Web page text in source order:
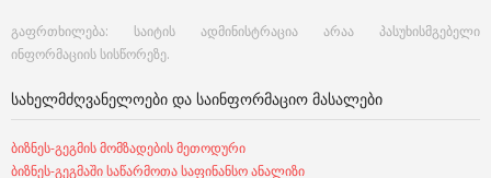
გაფრთხილება: საიტის ადმინისტრაცია არაა პასუხისმგებელი
ინფორმაციის სისწორეზე.
ᲡᲐᲮᲔᲚᲛᲫᲦᲕᲐᲜᲔᲚᲝᲔᲑᲘ ᲓᲐ ᲡᲐᲘᲜᲤᲝᲠᲛᲐᲪᲘᲝ ᲛᲐᲡᲐᲚᲔᲑᲘ
ბიზნეს-გეგმის მომზადების მეთოდური
ბიზნეს-გეგმაში საწარმოთა საფინანსო ანალიზი